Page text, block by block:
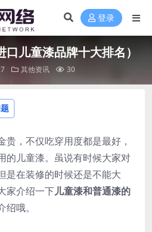
登录
儿童漆品牌十大排名）
其他资讯 30
贵，不仅吃穿用度都是最好，
的儿童漆。虽说有时候大家对
是在装修的时候还是不能大
家介绍一下儿童漆和普通漆的
绍哦。